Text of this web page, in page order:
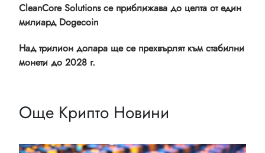
CleanCore Solutions се приближава до целта от един
милиард Dogecoin
Над трилион долара ще се прехвърлят към стабилни
монети до 2028 г.
Още Крипто Новини